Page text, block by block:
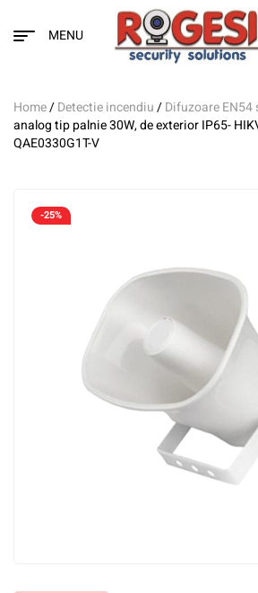
MENU
Home/Detectie incendiu/Difuzoare EN54
analog tip palnie 30W, de exterior IP65-
QAE0330G1T-V
-25%